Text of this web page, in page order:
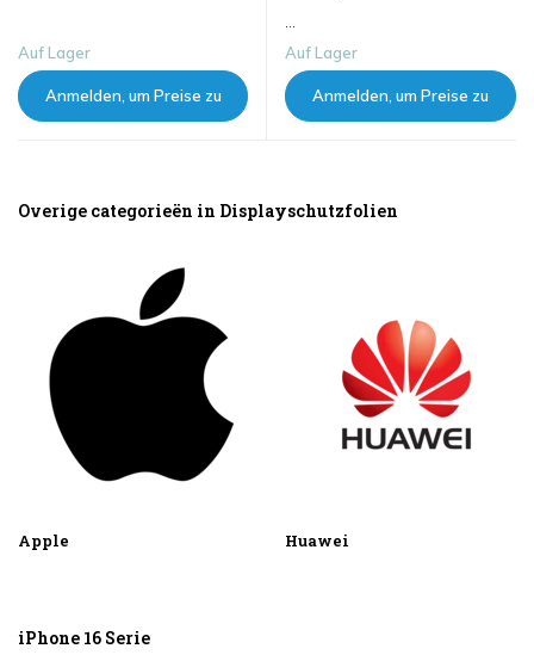
Auf Lager
Anmelden, um Preise zu
Auf Lager
Anmelden, um Preise zu
Overige categorieën in Displayschutzfolien
Apple Huawei
iPhone 16 Serie